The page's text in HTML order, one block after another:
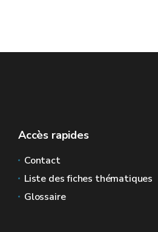
Accès rapides
Contact
Liste des fiches thématiques
Glossaire